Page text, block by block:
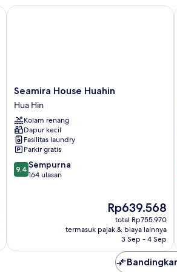
Seamira
House
Huahin
Hua
Hin
Seamira House Huahin
Hua Hin
Kolam renang
Dapur kecil
Fasilitas laundry
Parkir gratis
9.4
dari
9,4 Sempurna
164 ulasan
Harga
sekarang
Rp639.568
Rp639.568
total Rp755.970
termasuk pajak & biaya lainnya
3 Sep - 4 Sep
Seamira House Huahin